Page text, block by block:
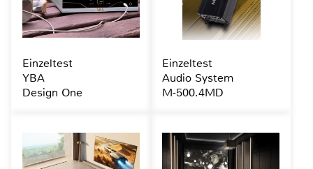
Einzeltest
YBA
Design One
Einzeltest
Audio System
M-500.4MD